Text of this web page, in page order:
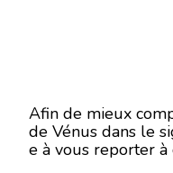
Afin de mieux
de Vénus dans le
e à vous reporter